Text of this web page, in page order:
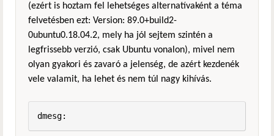
(ezért is hoztam fel lehetséges alternatívaként a téma
felvetésben ezt: Version: 89.0+build2-
0ubuntu0.18.04.2, mely ha jól sejtem szintén a
legfrissebb verzió, csak Ubuntu vonalon), mivel nem
olyan gyakori és zavaró a jelenség, de azért kezdenék
vele valamit, ha lehet és nem túl nagy kihívás.
dmesg: